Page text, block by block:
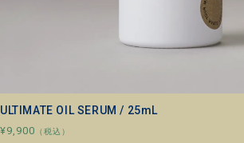
ULTIMATE OIL SERUM / 25mL
¥9,900 （税込）